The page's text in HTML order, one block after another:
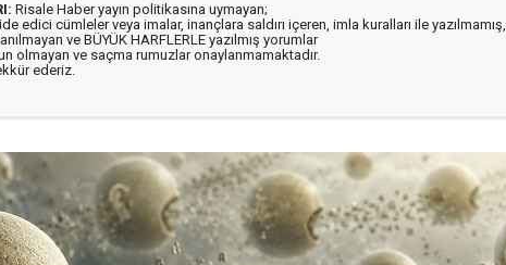
Risale Haber yayın politikasına uymayan;
edici cümleler veya imalar, inançlara saldırı içeren, imla kuralları ile yazılmamış,
ve BÜYÜK HARFLERLE yazılmış yorumlar
olmayan ve saçma rumuzlar onaylanmamaktadır.
ederiz.